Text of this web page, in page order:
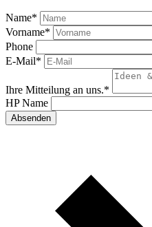
Name*
Vorname*
Phone
E-Mail*
Ihre Mitteilung an uns.*
HP Name
Absenden